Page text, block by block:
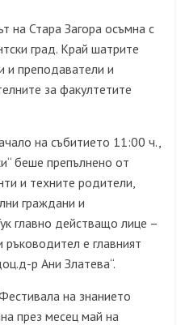
на Стара Загора осъмна с
град. Край шатрите
и преподаватели и
за факултетите
на събитието 11:00 ч.,
беше препълнено от
и техните родители,
граждани и
главно действащо лице –
ръководител е главният
р Ани Златева“.
на знанието
през месец май на